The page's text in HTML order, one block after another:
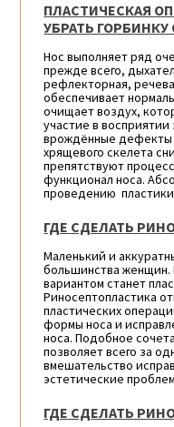
ПЛАСТИЧЕСКАЯ
УБРАТЬ ГОРБИНКУ
Нос выполняет ряд
прежде всего,
рефлекторная,
обеспечивает
очищает воздух,
участие в
врождённые дефекты
хрящевого скелета
препятствуют
функционал носа.
проведению
ГДЕ СДЕЛАТЬ
Маленький и
большинства женщин.
вариантом станет
Риносептопластика
пластических
формы носа и
носа. Подобное
позволяет всего за
вмешательство
эстетические
ГДЕ СДЕЛАТЬ